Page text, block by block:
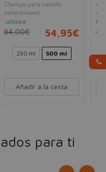
Champú para cabello
indisciplinado
unisex
84,00€ 54,95€
250 ml 500 ml
Añadir a la cesta
para ti